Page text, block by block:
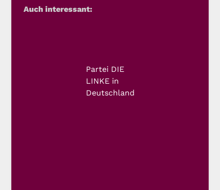
Auch interessant:
Partei DIE
LINKE in
Deutschland